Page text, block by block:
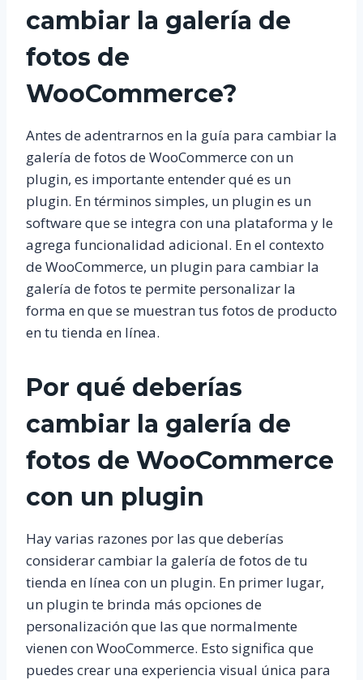
cambiar la galería de
fotos de
WooCommerce?
Antes de adentrarnos en la guía para cambiar la
galería de fotos de WooCommerce con un
plugin, es importante entender qué es un
plugin. En términos simples, un plugin es un
software que se integra con una plataforma y le
agrega funcionalidad adicional. En el contexto
de WooCommerce, un plugin para cambiar la
galería de fotos te permite personalizar la
forma en que se muestran tus fotos de producto
en tu tienda en línea.
Por qué deberías
cambiar la galería de
fotos de WooCommerce
con un plugin
Hay varias razones por las que deberías
considerar cambiar la galería de fotos de tu
tienda en línea con un plugin. En primer lugar,
un plugin te brinda más opciones de
personalización que las que normalmente
vienen con WooCommerce. Esto significa que
puedes crear una experiencia visual única para